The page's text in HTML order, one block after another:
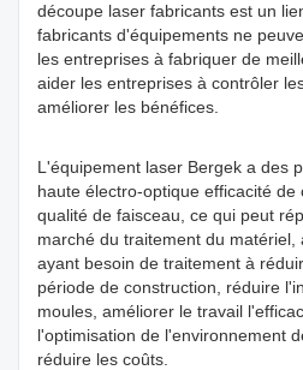
découpe laser fabricants est un
fabricants d'équipements ne
les entreprises à fabriquer de
aider les entreprises à contrôler
améliorer les bénéfices.
L'équipement laser Bergek a des
haute électro-optique efficacité de
qualité de faisceau, ce qui peut
marché du traitement du matériel,
ayant besoin de traitement à
période de construction, réduire
moules, améliorer le travail
l'optimisation de l'environnement
réduire les coûts.